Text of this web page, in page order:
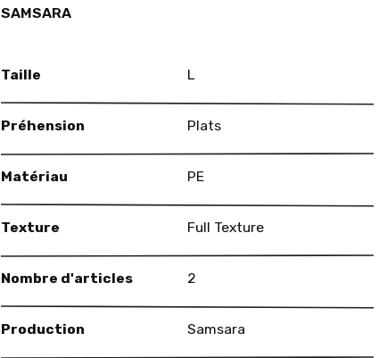
SAMSARA
Taille L
Préhension Plats
Matériau PE
Texture Full Texture
Nombre d'articles 2
Production Samsara